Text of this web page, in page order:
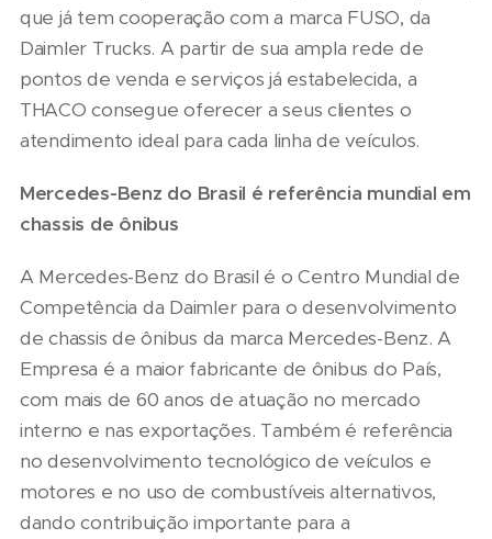
que já tem cooperação com a marca FUSO, da
Daimler Trucks. A partir de sua ampla rede de
pontos de venda e serviços já estabelecida, a
THACO consegue oferecer a seus clientes o
atendimento ideal para cada linha de veículos.
Mercedes-Benz do Brasil é referência mundial em
chassis de ônibus
A Mercedes-Benz do Brasil é o Centro Mundial de
Competência da Daimler para o desenvolvimento
de chassis de ônibus da marca Mercedes-Benz. A
Empresa é a maior fabricante de ônibus do País,
com mais de 60 anos de atuação no mercado
interno e nas exportações. Também é referência
no desenvolvimento tecnológico de veículos e
motores e no uso de combustíveis alternativos,
dando contribuição importante para a